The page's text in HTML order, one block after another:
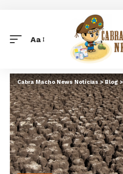
Font
Aa
Cabra Macho News Notícias>Blog